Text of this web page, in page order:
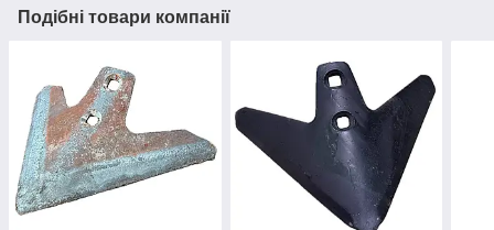
Подібні товари компанії